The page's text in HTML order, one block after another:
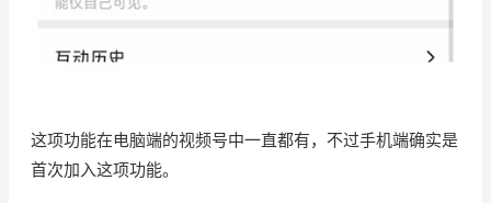
这项功能在电脑端的视频号中一直都有，不过手机端确实是
首次加入这项功能。